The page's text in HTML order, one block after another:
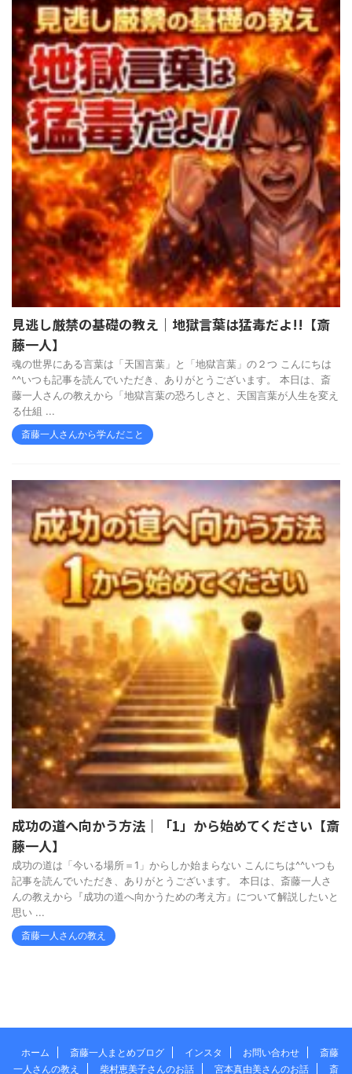
見逃し厳禁の基礎の教え｜地獄言葉は猛毒だよ!!【斎
藤一人】
魂の世界にある言葉は「天国言葉」と「地獄言葉」の２つ こんにちは
^^いつも記事を読んでいただき、ありがとうございます。 本日は、斎
藤一人さんの教えから「地獄言葉の恐ろしさと、天国言葉が人生を変え
る仕組 ...
斎藤一人さんから学んだこと
成功の道へ向かう方法｜「1」から始めてください【斎
藤一人】
成功の道は「今いる場所＝1」からしか始まらない こんにちは^^いつも
記事を読んでいただき、ありがとうございます。 本日は、斎藤一人さ
んの教えから『成功の道へ向かうための考え方』について解説したいと
思い ...
斎藤一人さんの教え
ホーム 斎藤一人まとめブログ インスタ お問い合わせ
斎藤
一人さんの教え
柴村恵美子さんのお話 宮本真由美さんのお話 斎